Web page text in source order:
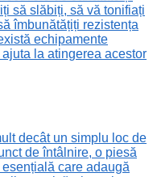
să slăbiți, să vă tonifiați
îmbunătățiți rezistența
echipamente
la atingerea acestor
decât un simplu loc de
de întâlnire, o piesă
care adaugă